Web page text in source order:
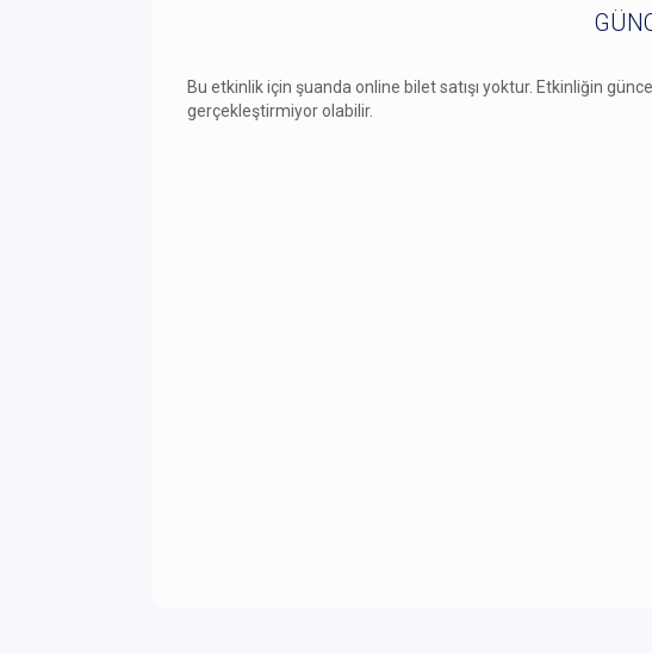
Bu etkinlik için şuanda online bilet satışı yoktur. Etkinliğin
gerçekleştirmiyor olabilir.